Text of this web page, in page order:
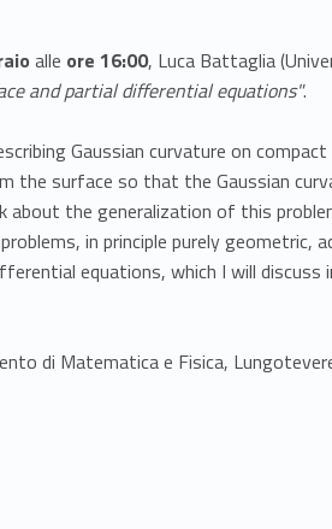
alle ore 16:00, Luca Battaglia
and partial differential equations".
Gaussian curvature on
the surface so that the Gaussian
about the generalization of this
in principle purely geometric,
equations, which I will discuss
di Matematica e Fisica,